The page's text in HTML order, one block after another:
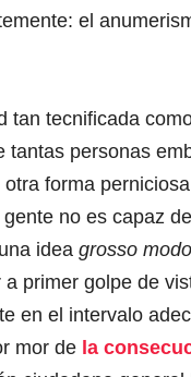
el
tan tecnificada
tantas personas
forma
no es capaz
idea grosso modo
primer golpe de
en el intervalo
mor de la